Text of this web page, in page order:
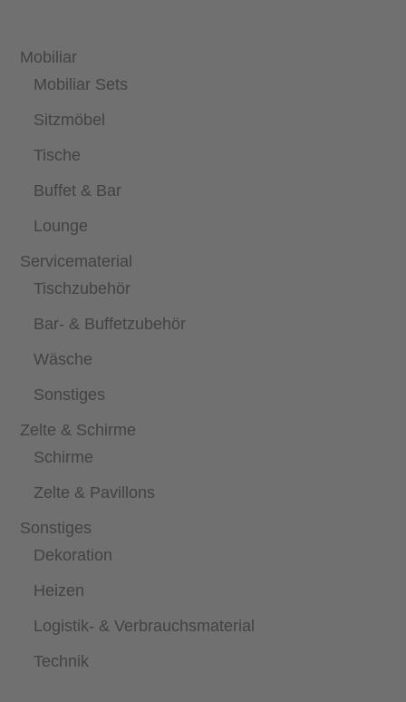
Mobiliar
Mobiliar Sets
Sitzmöbel
Tische
Buffet & Bar
Lounge
Servicematerial
Tischzubehör
Bar- & Buffetzubehör
Wäsche
Sonstiges
Zelte & Schirme
Schirme
Zelte & Pavillons
Sonstiges
Dekoration
Heizen
Logistik- & Verbrauchsmaterial
Technik